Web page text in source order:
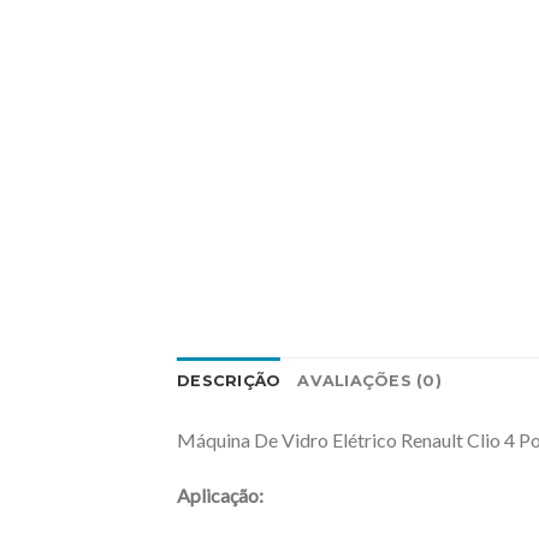
DESCRIÇÃO AVALIAÇÕES (0)
Máquina De Vidro Elétrico Renault Clio 4
Aplicação: